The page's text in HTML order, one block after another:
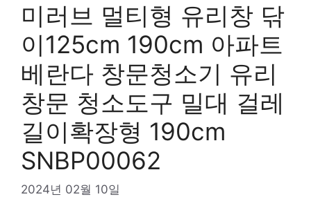
미러브 멀티형 유리창 닦
이125cm 190cm 아파트
베란다 창문청소기 유리
창문 청소도구 밀대 걸레
길이확장형 190cm
SNBP00062
2024년 02월 10일